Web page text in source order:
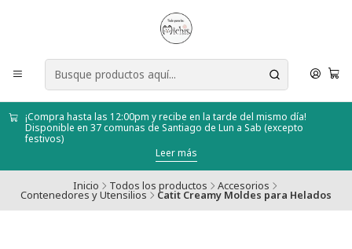
¡Compra hasta las 12:00pm y recibe en la tarde del mismo día!
Disponible en 37 comunas de Santiago de Lun a Sab (excepto
festivos)
Leer más
Inicio Todos los productos Accesorios
Contenedores y Utensilios Catit Creamy Moldes para Helados